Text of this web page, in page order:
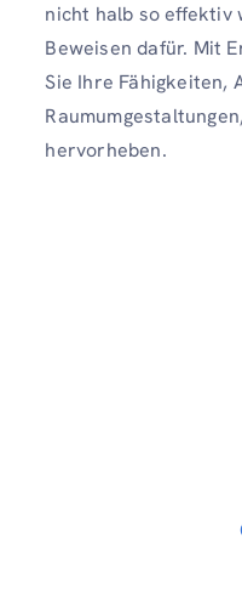
nicht halb so effektiv
Beweisen dafür. Mit
Sie Ihre Fähigkeiten,
hervorheben.